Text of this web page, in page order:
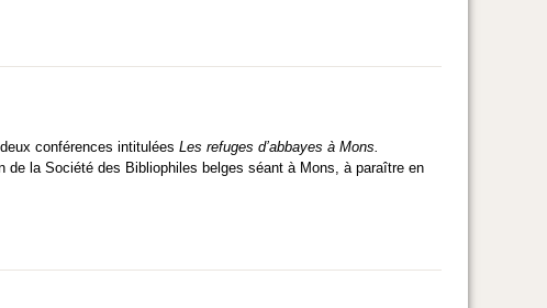
deux conférences intitulées Les refuges d’abbayes à Mons.
la Société des Bibliophiles belges séant à Mons, à paraître en